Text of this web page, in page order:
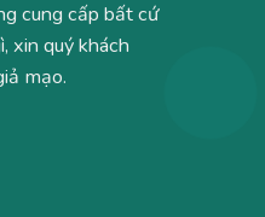
cung cấp bất cứ
xin quý khách
mạo.